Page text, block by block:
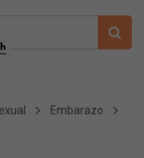
Embarazo